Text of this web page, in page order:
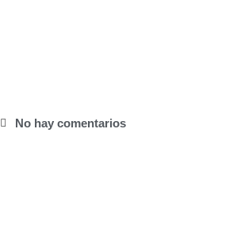
No hay comentarios